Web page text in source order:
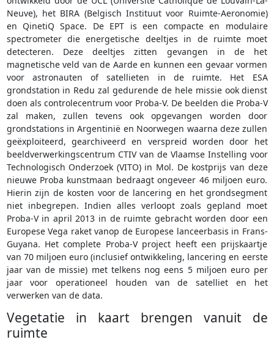
Neuve), het BIRA (Belgisch Instituut voor Ruimte-Aeronomie)
en QinetiQ Space. De EPT is een compacte en modulaire
spectrometer die energetische deeltjes in de ruimte moet
detecteren. Deze deeltjes zitten gevangen in de het
magnetische veld van de Aarde en kunnen een gevaar vormen
voor astronauten of satellieten in de ruimte. Het ESA
grondstation in Redu zal gedurende de hele missie ook dienst
doen als controlecentrum voor Proba-V. De beelden die Proba-V
zal maken, zullen tevens ook opgevangen worden door
grondstations in Argentinië en Noorwegen waarna deze zullen
geëxploiteerd, gearchiveerd en verspreid worden door het
beeldverwerkingscentrum CTIV van de Vlaamse Instelling voor
Technologisch Onderzoek (VITO) in Mol. De kostprijs van deze
nieuwe Proba kunstmaan bedraagt ongeveer 46 miljoen euro.
Hierin zijn de kosten voor de lancering en het grondsegment
niet inbegrepen. Indien alles verloopt zoals gepland moet
Proba-V in april 2013 in de ruimte gebracht worden door een
Europese Vega raket vanop de Europese lanceerbasis in Frans-
Guyana. Het complete Proba-V project heeft een prijskaartje
van 70 miljoen euro (inclusief ontwikkeling, lancering en eerste
jaar van de missie) met telkens nog eens 5 miljoen euro per
jaar voor operationeel houden van de satelliet en het
verwerken van de data.
Vegetatie in kaart brengen vanuit de
ruimte